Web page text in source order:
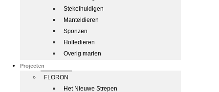
Stekelhuidigen
Manteldieren
Sponzen
Holtedieren
Overig marien
Projecten
FLORON
Het Nieuwe Strepen